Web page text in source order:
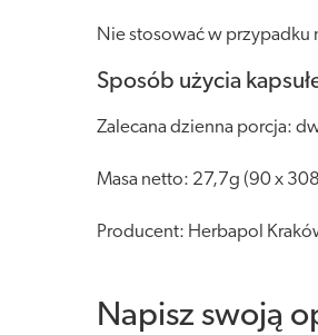
Nie stosować w przypadku
Sposób użycia
Zalecana dzienna porcja:
Masa netto: 27,7g (90 x
Producent: Herbapol
Napisz swoją